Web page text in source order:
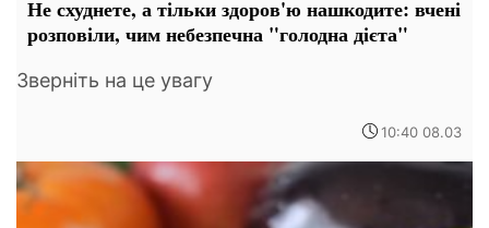
Не схуднете, а тільки здоров'ю нашкодите: вчені
розповіли, чим небезпечна "голодна дієта"
Зверніть на це увагу
10:40 08.03